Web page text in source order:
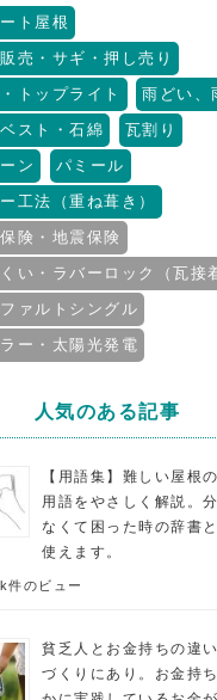
ト屋根
売・サギ・押し売り
トップライト
雨どい、
スト・石綿
瓦割り
ン
パミール
工法（重ね葺き）
険・地震保険
い・ラバーロック（瓦接
ァルトシングル
ー・太陽光発電
人気のある記事
【用語集】難しい屋根
用語をやさしく解説。
なくて困った時の辞書
使えます。
件のビュー
貧乏人とお金持ちの違
づくりにあり。お金持